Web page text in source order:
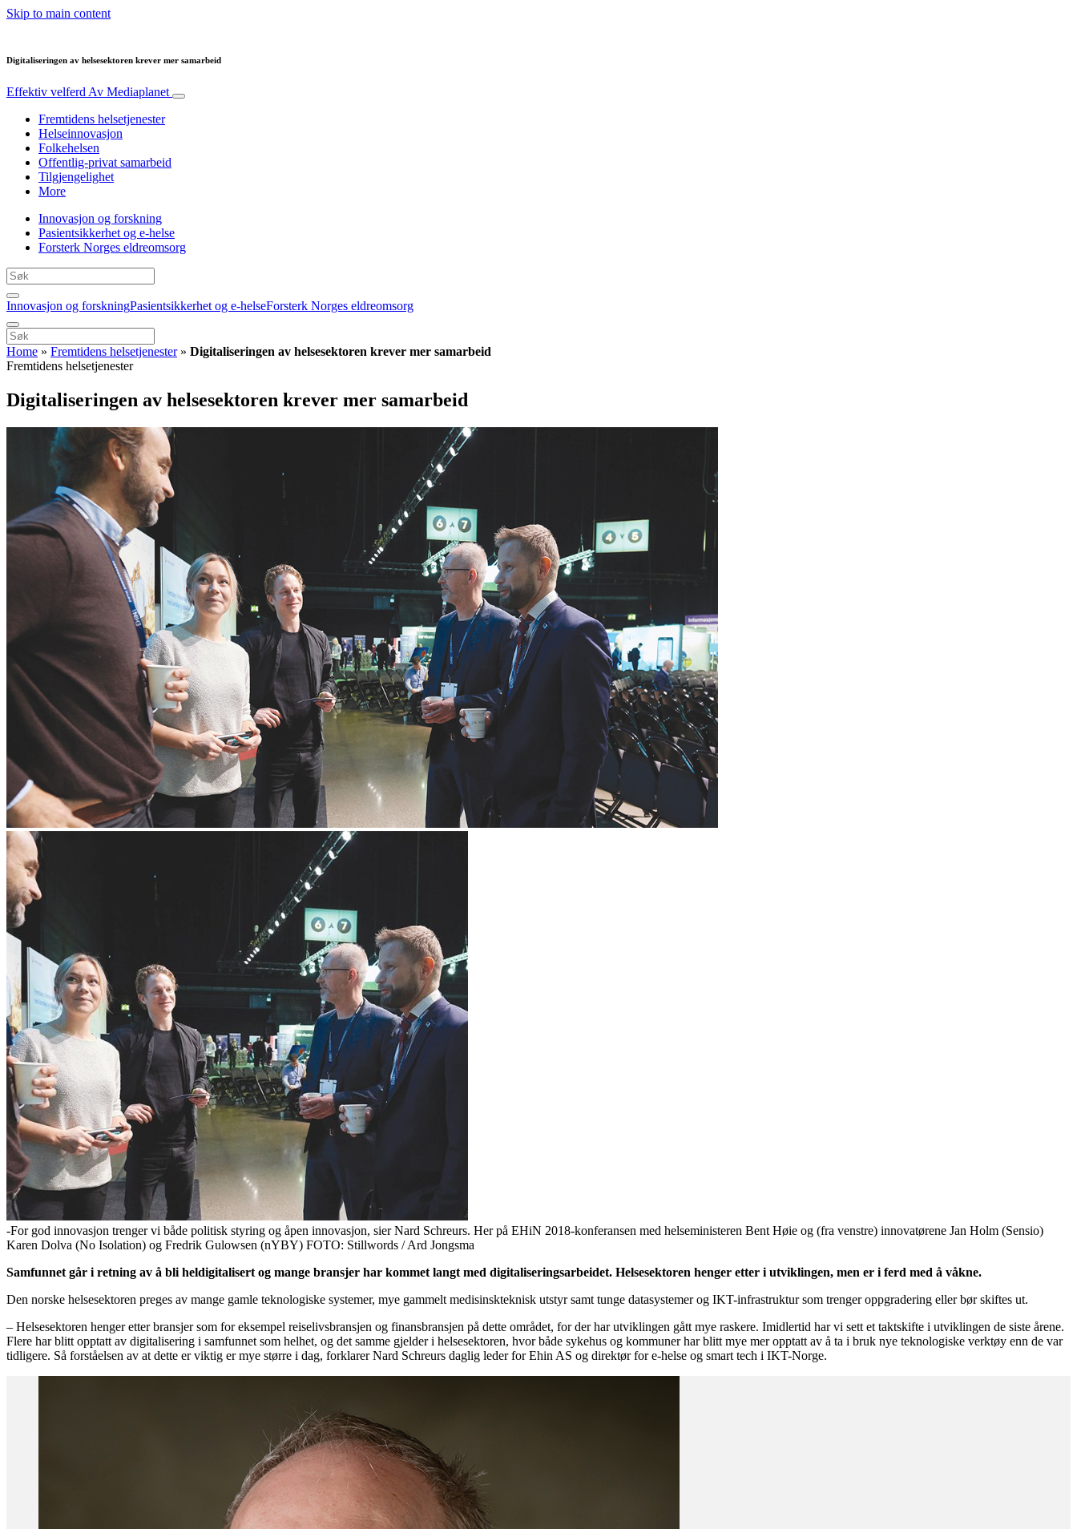
Skip to main content
Digitaliseringen av helsesektoren krever mer samarbeid
Effektiv velferd Av Mediaplanet
Fremtidens helsetjenester
Helseinnovasjon
Folkehelsen
Offentlig-privat samarbeid
Tilgjengelighet
More
Innovasjon og forskning
Pasientsikkerhet og e-helse
Forsterk Norges eldreomsorg
Innovasjon og forskningPasientsikkerhet og e-helseForsterk Norges eldreomsorg
Home » Fremtidens helsetjenester» Digitaliseringen av helsesektoren krever mer samarbeid
Fremtidens helsetjenester
Digitaliseringen av helsesektoren krever mer samarbeid
-For god innovasjon trenger vi både politisk styring og åpen innovasjon, sier Nard Schreurs. Her på EHiN 2018-konferansen med helseministeren Bent Høie og (fra venstre) innovatørene Jan Holm (Sensio)
Karen Dolva (No Isolation) og Fredrik Gulowsen (nYBY) FOTO: Stillwords / Ard Jongsma
Samfunnet går i retning av å bli heldigitalisert og mange bransjer har kommet langt med digitaliseringsarbeidet. Helsesektoren henger etter i utviklingen, men er i ferd med å våkne.
Den norske helsesektoren preges av mange gamle teknologiske systemer, mye gammelt medisinskteknisk utstyr samt tunge datasystemer og IKT-infrastruktur som trenger oppgradering eller bør skiftes ut.
– Helsesektoren henger etter bransjer som for eksempel reiselivsbransjen og finansbransjen på dette området, for der har utviklingen gått mye raskere. Imidlertid har vi sett et taktskifte i utviklingen de siste årene.
Flere har blitt opptatt av digitalisering i samfunnet som helhet, og det samme gjelder i helsesektoren, hvor både sykehus og kommuner har blitt mye mer opptatt av å ta i bruk nye teknologiske verktøy enn de var
tidligere. Så forståelsen av at dette er viktig er mye større i dag, forklarer Nard Schreurs daglig leder for Ehin AS og direktør for e-helse og smart tech i IKT-Norge.